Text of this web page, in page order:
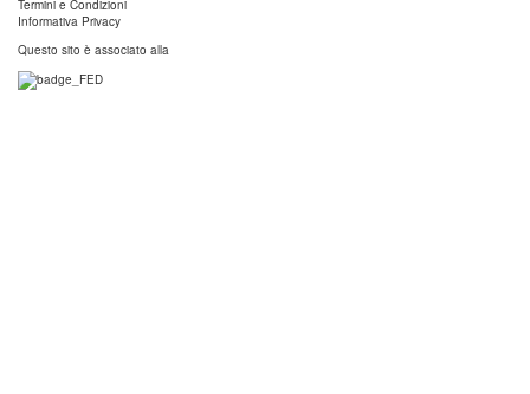
Termini e Condizioni
Informativa Privacy
Questo sito è associato alla